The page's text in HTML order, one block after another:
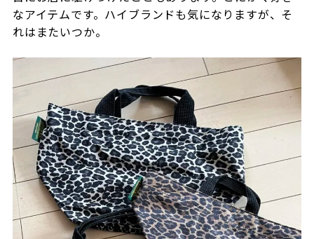
なアイテムです。ハイブランドも気になりますが、そ
れはまたいつか。